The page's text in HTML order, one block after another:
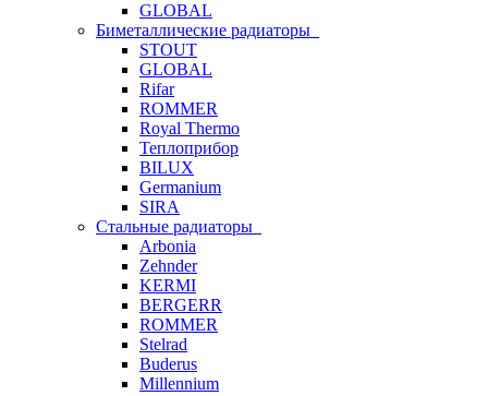
GLOBAL
Биметаллические радиаторы
STOUT
GLOBAL
Rifar
ROMMER
Royal Thermo
Теплоприбор
BILUX
Germanium
SIRA
Стальные радиаторы
Arbonia
Zehnder
KERMI
BERGERR
ROMMER
Stelrad
Buderus
Millennium